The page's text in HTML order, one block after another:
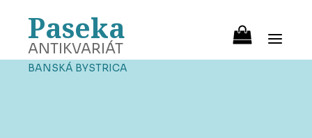
Paseka
ANTIKVARIÁT
BANSKÁ BYSTRICA